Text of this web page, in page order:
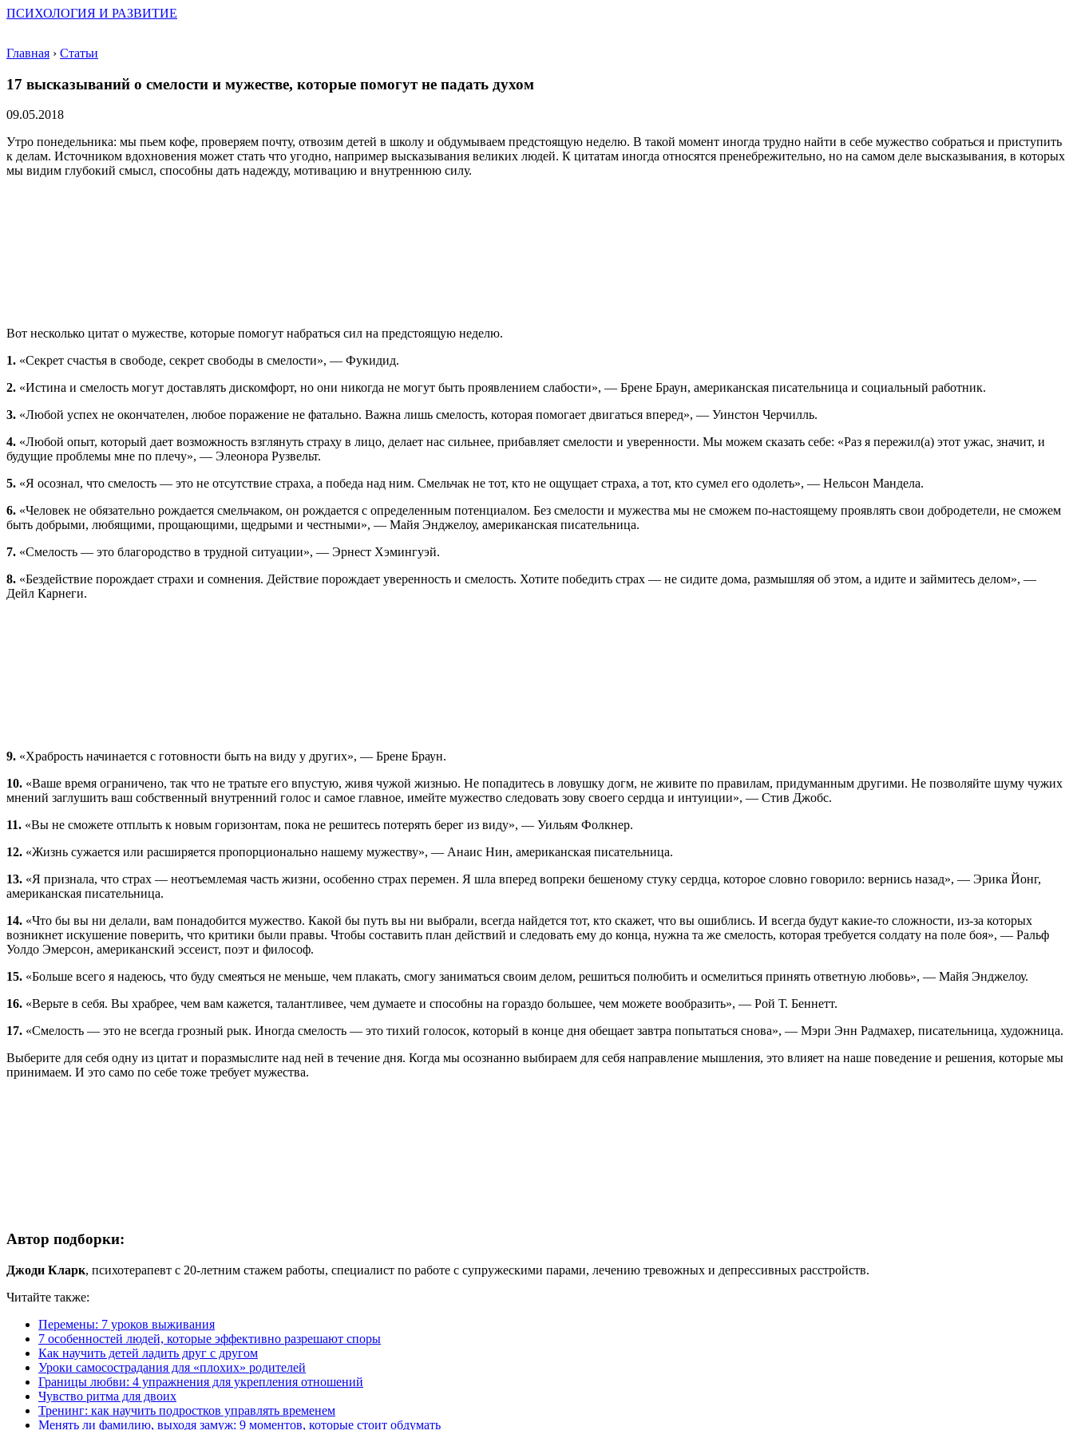
ПСИХОЛОГИЯ И РАЗВИТИЕ
Главная › Статьи
17 высказываний о смелости и мужестве, которые помогут не падать духом
09.05.2018
Утро понедельника: мы пьем кофе, проверяем почту, отвозим детей в школу и обдумываем предстоящую неделю. В такой момент иногда трудно найти в себе мужество собраться и приступить
к делам. Источником вдохновения может стать что угодно, например высказывания великих людей. К цитатам иногда относятся пренебрежительно, но на самом деле высказывания, в которых
мы видим глубокий смысл, способны дать надежду, мотивацию и внутреннюю силу.
Вот несколько цитат о мужестве, которые помогут набраться сил на предстоящую неделю.
1. «Секрет счастья в свободе, секрет свободы в смелости», — Фукидид.
2. «Истина и смелость могут доставлять дискомфорт, но они никогда не могут быть проявлением слабости», — Брене Браун, американская писательница и социальный работник.
3. «Любой успех не окончателен, любое поражение не фатально. Важна лишь смелость, которая помогает двигаться вперед», — Уинстон Черчилль.
4. «Любой опыт, который дает возможность взглянуть страху в лицо, делает нас сильнее, прибавляет смелости и уверенности. Мы можем сказать себе: «Раз я пережил(а) этот ужас, значит, и
будущие проблемы мне по плечу», — Элеонора Рузвельт.
5. «Я осознал, что смелость — это не отсутствие страха, а победа над ним. Смельчак не тот, кто не ощущает страха, а тот, кто сумел его одолеть», — Нельсон Мандела.
6. «Человек не обязательно рождается смельчаком, он рождается с определенным потенциалом. Без смелости и мужества мы не сможем по-настоящему проявлять свои добродетели, не сможем
быть добрыми, любящими, прощающими, щедрыми и честными», — Майя Энджелоу, американская писательница.
7. «Смелость — это благородство в трудной ситуации», — Эрнест Хэмингуэй.
8. «Бездействие порождает страхи и сомнения. Действие порождает уверенность и смелость. Хотите победить страх — не сидите дома, размышляя об этом, а идите и займитесь делом», —
Дейл Карнеги.
9. «Храбрость начинается с готовности быть на виду у других», — Брене Браун.
10. «Ваше время ограничено, так что не тратьте его впустую, живя чужой жизнью. Не попадитесь в ловушку догм, не живите по правилам, придуманным другими. Не позволяйте шуму чужих
мнений заглушить ваш собственный внутренний голос и самое главное, имейте мужество следовать зову своего сердца и интуиции», — Стив Джобс.
11. «Вы не сможете отплыть к новым горизонтам, пока не решитесь потерять берег из виду», — Уильям Фолкнер.
12. «Жизнь сужается или расширяется пропорционально нашему мужеству», — Анаис Нин, американская писательница.
13. «Я признала, что страх — неотъемлемая часть жизни, особенно страх перемен. Я шла вперед вопреки бешеному стуку сердца, которое словно говорило: вернись назад», — Эрика Йонг,
американская писательница.
14. «Что бы вы ни делали, вам понадобится мужество. Какой бы путь вы ни выбрали, всегда найдется тот, кто скажет, что вы ошиблись. И всегда будут какие-то сложности, из-за которых
возникнет искушение поверить, что критики были правы. Чтобы составить план действий и следовать ему до конца, нужна та же смелость, которая требуется солдату на поле боя», — Ральф
Уолдо Эмерсон, американский эссеист, поэт и философ.
15. «Больше всего я надеюсь, что буду смеяться не меньше, чем плакать, смогу заниматься своим делом, решиться полюбить и осмелиться принять ответную любовь», — Майя Энджелоу.
16. «Верьте в себя. Вы храбрее, чем вам кажется, талантливее, чем думаете и способны на гораздо большее, чем можете вообразить», — Рой Т. Беннетт.
17. «Смелость — это не всегда грозный рык. Иногда смелость — это тихий голосок, который в конце дня обещает завтра попытаться снова», — Мэри Энн Радмахер, писательница, художница.
Выберите для себя одну из цитат и поразмыслите над ней в течение дня. Когда мы осознанно выбираем для себя направление мышления, это влияет на наше поведение и решения, которые мы
принимаем. И это само по себе тоже требует мужества.
Автор подборки:
Джоди Кларк, психотерапевт с 20-летним стажем работы, специалист по работе с супружескими парами, лечению тревожных и депрессивных расстройств.
Читайте также:
Перемены: 7 уроков выживания
7 особенностей людей, которые эффективно разрешают споры
Как научить детей ладить друг с другом
Уроки самосострадания для «плохих» родителей
Границы любви: 4 упражнения для укрепления отношений
Чувство ритма для двоих
Тренинг: как научить подростков управлять временем
Менять ли фамилию, выходя замуж: 9 моментов, которые стоит обдумать